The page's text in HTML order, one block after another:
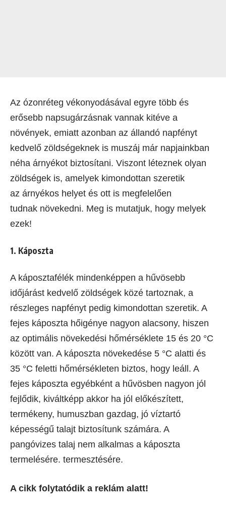
Az ózonréteg vékonyodásával egyre több és
erősebb napsugárzásnak vannak kitéve a
növények, emiatt azonban az állandó napfényt
kedvelő zöldségeknek is muszáj már napjainkban
néha árnyékot biztosítani. Viszont léteznek olyan
zöldségek is, amelyek kimondottan szeretik
az árnyékos helyet és ott is megfelelően
tudnak növekedni. Meg is mutatjuk, hogy melyek
ezek!
1. Káposzta
A káposztafélék mindenképpen a hűvösebb
időjárást kedvelő zöldségek közé tartoznak, a
részleges napfényt pedig kimondottan szeretik. A
fejes káposzta hőigénye nagyon alacsony, hiszen
az optimális növekedési hőmérséklete 15 és 20 °C
között van. A káposzta növekedése 5 °C alatti és
35 °C feletti hőmérsékleten biztos, hogy leáll. A
fejes káposzta egyébként a hűvösben nagyon jól
fejlődik, kiváltképp akkor ha jól előkészített,
termékeny, humuszban gazdag, jó víztartó
képességű talajt biztosítunk számára. A
pangóvizes talaj nem alkalmas a káposzta
termelésére. termesztésére.
A cikk folytatódik a reklám alatt!